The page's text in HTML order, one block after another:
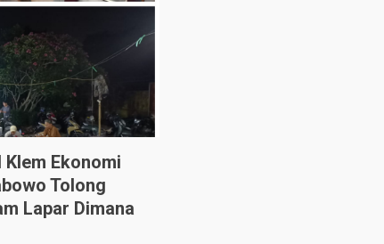
Ekonomi
Tolong
Lapar Dimana